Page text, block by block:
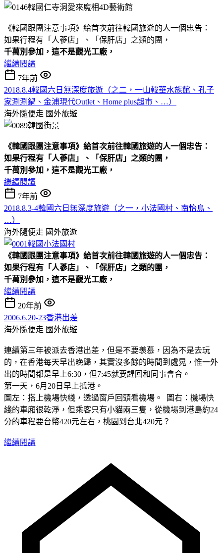
《韓國跟團注意事項》給首次前往韓國旅遊的人一個忠告：
如果行程有「人蔘店」、「保肝店」之類的團，
千萬別參加， 這不是觀光工廠，
繼續閱讀
7年前
2018.8.4韓國六日無深度旅遊（之二，一山韓華水族館、孔子
家涮涮鍋、金浦現代Outlet、Home plus超市、…）
海外隨便走 國外旅遊
《韓國跟團注意事項》給首次前往韓國旅遊的人一個忠告：
如果行程有「人蔘店」、「保肝店」之類的團，
千萬別參加， 這不是觀光工廠，
繼續閱讀
7年前
2018.8.3-4韓國六日無深度旅遊（之一，小法國村、南怡島、
…）
海外隨便走 國外旅遊
《韓國跟團注意事項》給首次前往韓國旅遊的人一個忠告：
如果行程有「人蔘店」、「保肝店」之類的團，
千萬別參加， 這不是觀光工廠，
繼續閱讀
20年前
2006.6.20-23香港出差
海外隨便走 國外旅遊
連續第三年被派去香港出差，但是不要羡慕，因為不是去玩
的，在香港每天早出晚歸，其實沒多餘的時間到處晃，惟一外
出的時間都是早上6:30，但7:45就要趕回和同事會合。
第一天，6月20日早上抵港。
圖左：搭上機場快綫，透過窗戶回頭看機場。 圖右：機場快
綫的車廂很乾淨，但乘客只有小貓兩三隻，從機場到港島約24
分的車程要台幣420元左右，桃園到台北420元？
繼續閱讀